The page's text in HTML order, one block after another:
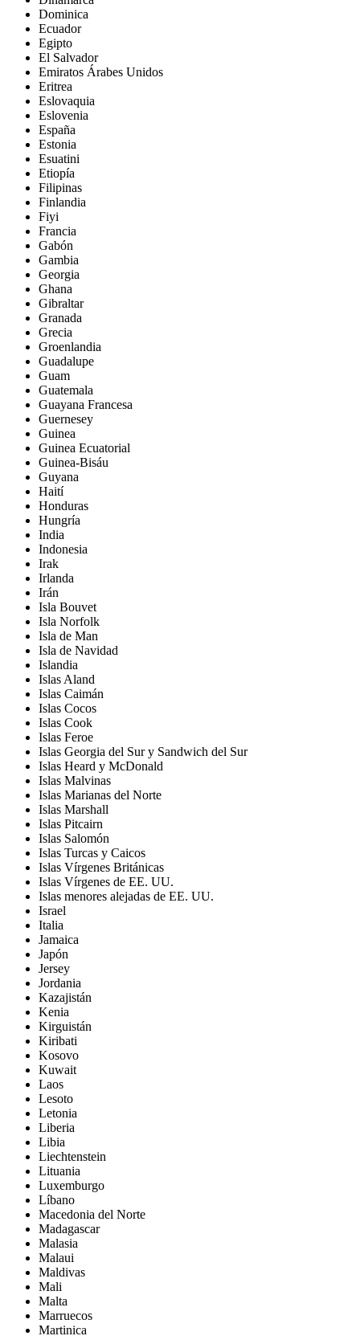
Dominica
Ecuador
Egipto
El Salvador
Emiratos Árabes Unidos
Eritrea
Eslovaquia
Eslovenia
España
Estonia
Esuatini
Etiopía
Filipinas
Finlandia
Fiyi
Francia
Gabón
Gambia
Georgia
Ghana
Gibraltar
Granada
Grecia
Groenlandia
Guadalupe
Guam
Guatemala
Guayana Francesa
Guernesey
Guinea
Guinea Ecuatorial
Guinea-Bisáu
Guyana
Haití
Honduras
Hungría
India
Indonesia
Irak
Irlanda
Irán
Isla Bouvet
Isla Norfolk
Isla de Man
Isla de Navidad
Islandia
Islas Aland
Islas Caimán
Islas Cocos
Islas Cook
Islas Feroe
Islas Georgia del Sur y Sandwich del Sur
Islas Heard y McDonald
Islas Malvinas
Islas Marianas del Norte
Islas Marshall
Islas Pitcairn
Islas Salomón
Islas Turcas y Caicos
Islas Vírgenes Británicas
Islas Vírgenes de EE. UU.
Islas menores alejadas de EE. UU.
Israel
Italia
Jamaica
Japón
Jersey
Jordania
Kazajistán
Kenia
Kirguistán
Kiribati
Kosovo
Kuwait
Laos
Lesoto
Letonia
Liberia
Libia
Liechtenstein
Lituania
Luxemburgo
Líbano
Macedonia del Norte
Madagascar
Malasia
Malaui
Maldivas
Mali
Malta
Marruecos
Martinica